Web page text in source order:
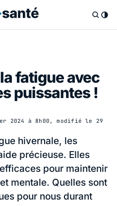
fatigue avec
puissantes !
2024 à 8h00 , modifié le 29
hivernale, les
précieuse. Elles
pour maintenir
mentale. Quelles sont
pour nous durant